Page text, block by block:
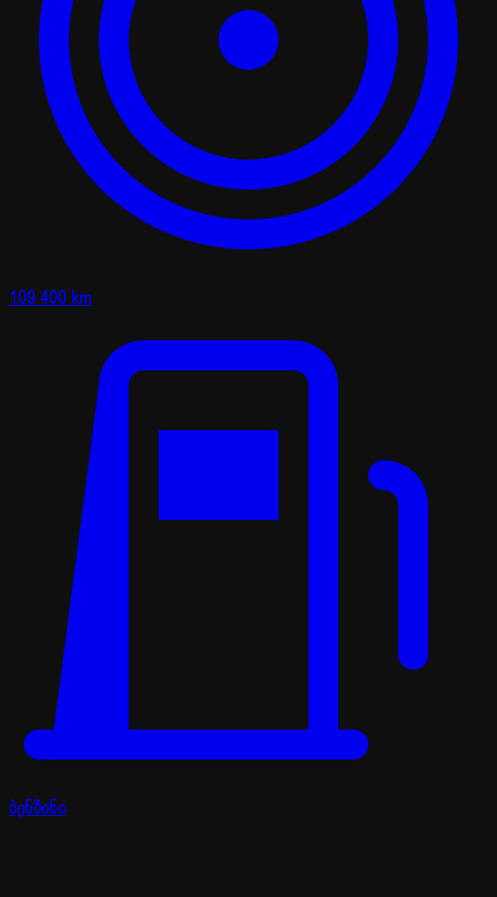
109 400 km
ბენზინი